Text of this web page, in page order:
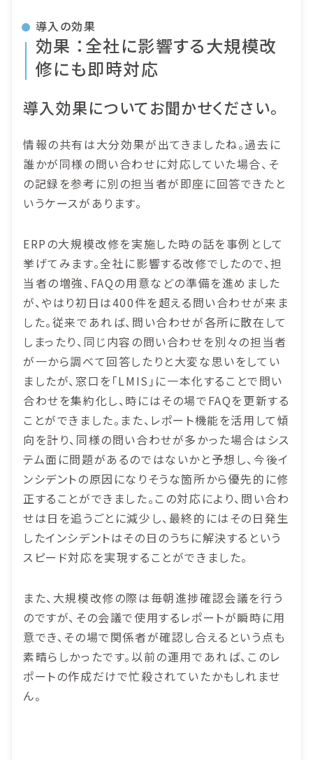
導入の効果
効果 ：全社に影響する大規模改
修にも即時対応
導入効果についてお聞かせください。
情報の共有は大分効果が出てきましたね。過去に
誰かが同様の問い合わせに対応していた場合、そ
の記録を参考に別の担当者が即座に回答できたと
いうケースがあります。
ERPの大規模改修を実施した時の話を事例として
挙げてみます。全社に影響する改修でしたので、担
当者の増強、FAQの用意などの準備を進めました
が、やはり初日は400件を超える問い合わせが来ま
した。従来であれば、問い合わせが各所に散在して
しまったり、同じ内容の問い合わせを別々の担当者
が一から調べて回答したりと大変な思いをしてい
ましたが、窓口を「LMIS」に一本化することで問い
合わせを集約化し、時にはその場でFAQを更新する
ことができました。また、レポート機能を活用して傾
向を計り、同様の問い合わせが多かった場合はシス
テム面に問題があるのではないかと予想し、今後イ
ンシデントの原因になりそうな箇所から優先的に修
正することができました。この対応により、問い合わ
せは日を追うごとに減少し、最終的にはその日発生
したインシデントはその日のうちに解決するという
スピード対応を実現することができました。
また、大規模改修の際は毎朝進捗確認会議を行う
のですが、その会議で使用するレポートが瞬時に用
意でき、その場で関係者が確認し合えるという点も
素晴らしかったです。以前の運用であれば、このレ
ポートの作成だけで忙殺されていたかもしれませ
ん。